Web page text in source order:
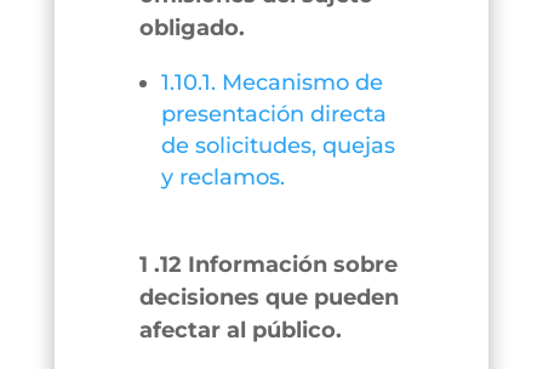
obligado.
1.10.1. Mecanismo de
presentación directa
de solicitudes, quejas
y reclamos.
1 .12 Información sobre
decisiones que pueden
afectar al público.